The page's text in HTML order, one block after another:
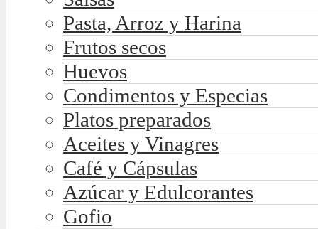
Pasta, Arroz y Harina
Frutos secos
Huevos
Condimentos y Especias
Platos preparados
Aceites y Vinagres
Café y Cápsulas
Azúcar y Edulcorantes
Gofio